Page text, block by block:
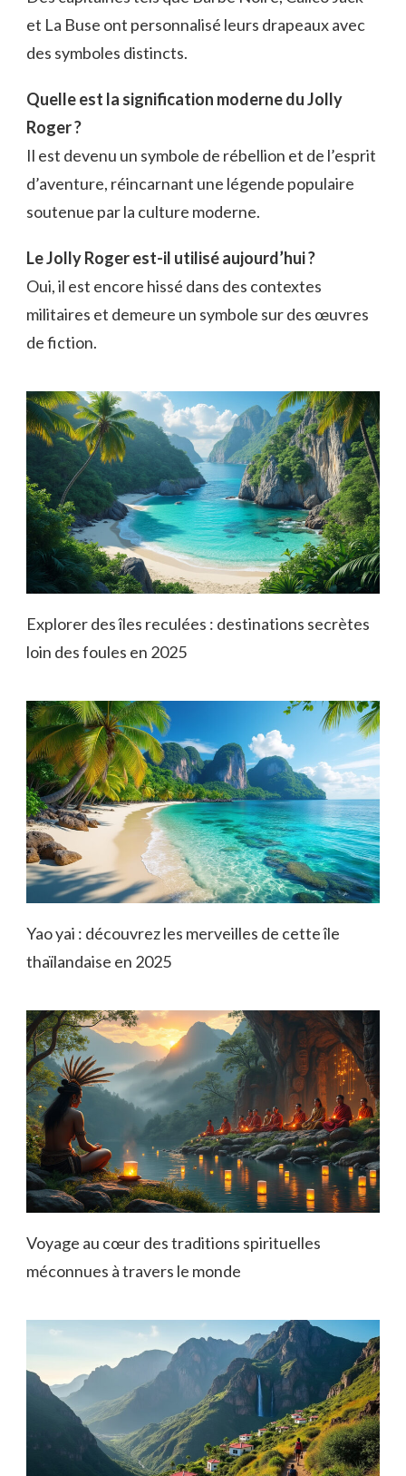
et La Buse ont personnalisé leurs drapeaux avec
des symboles distincts.
Quelle est la signification moderne du Jolly
Roger ?
Il est devenu un symbole de rébellion et de l’esprit
d’aventure, réincarnant une légende populaire
soutenue par la culture moderne.
Le Jolly Roger est-il utilisé aujourd’hui ?
Oui, il est encore hissé dans des contextes
militaires et demeure un symbole sur des œuvres
de fiction.
Explorer des îles reculées : destinations secrètes
loin des foules en 2025
Yao yai : découvrez les merveilles de cette île
thaïlandaise en 2025
Voyage au cœur des traditions spirituelles
méconnues à travers le monde